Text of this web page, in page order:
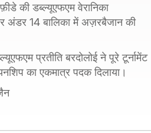
की डब्ल्यूएफएम वेरानिका
अंडर 14 बालिका में अज़रबैजान की
प्रतीति बरदोलोई ने पूरे टूर्नामेंट
का एकमात्र पदक दिलाया।